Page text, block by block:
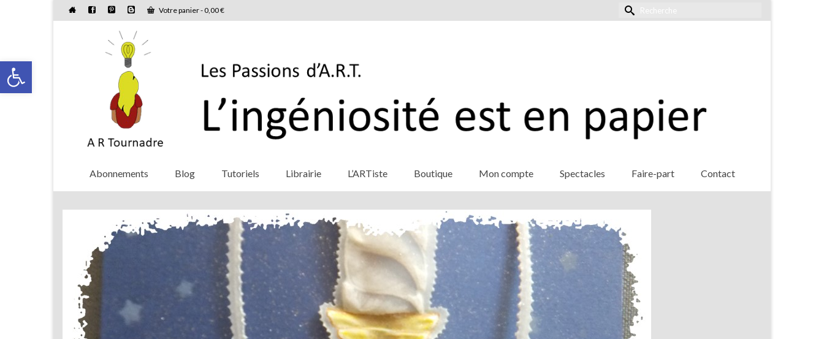
Ouvrir la barre d’outils
Votre panier-0,00€ Rechercher :
Abonnements Blog Tutoriels Librairie L’ARTiste Boutique Mon compte Spectacles Faire-part Contact